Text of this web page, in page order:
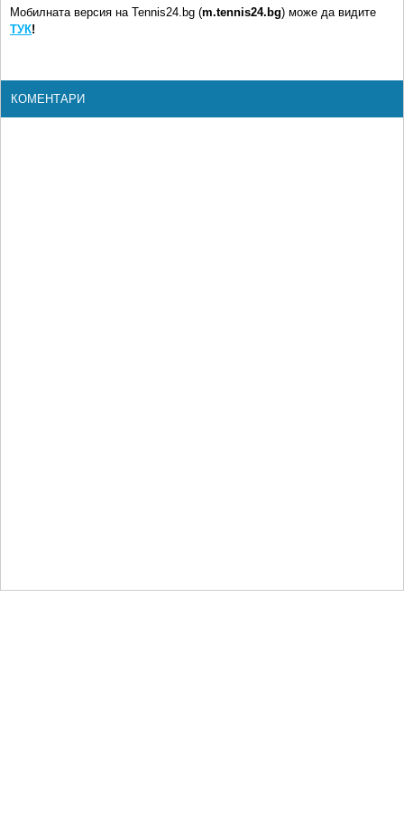
Мобилната версия на Tennis24.bg (m.tennis24.bg) може да видите
ТУК!
КОМЕНТАРИ